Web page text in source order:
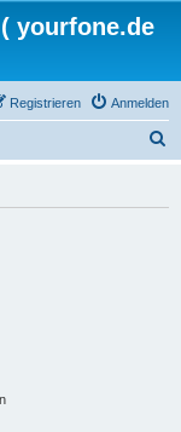
yourfone.de
Anmelden
Registrieren